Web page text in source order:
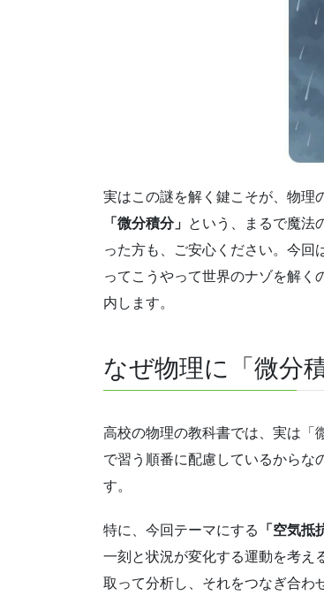
実はこの謎を解く鍵こそが、物理
「微分積分」 という、まるで魔法
った方も、ご安心ください。今回
ってこうやって世界のナゾを解く
内します。
なぜ物理に「微分
高校の物理の教科書では、実は「
で習う順番に配慮しているからな
す。
特に、今回テーマにする 「空気抵
一刻と状況が変化する運動を考え
取って分析し、それをつなぎ合わ